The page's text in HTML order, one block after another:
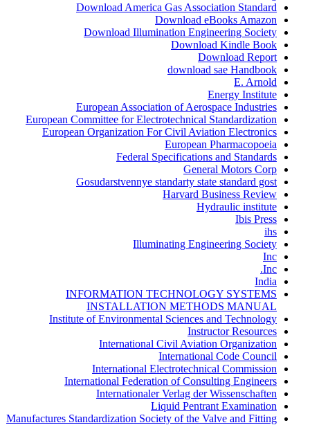
Download America Gas Association Standard
Download eBooks Amazon
Download Illumination Engineering Society
Download Kindle Book
Download Report
download sae Handbook
E. Arnold
Energy Institute
European Association of Aerospace Industries
European Committee for Electrotechnical Standardization
European Organization For Civil Aviation Electronics
European Pharmacopoeia
Federal Specifications and Standards
General Motors Corp
Gosudarstvennye standarty state standard gost
Harvard Business Review
Hydraulic institute
Ibis Press
ihs
Illuminating Engineering Society
Inc
Inc.
India
INFORMATION TECHNOLOGY SYSTEMS
INSTALLATION METHODS MANUAL
Institute of Environmental Sciences and Technology
Instructor Resources
International Civil Aviation Organization
International Code Council
International Electrotechnical Commission
International Federation of Consulting Engineers
Internationaler Verlag der Wissenschaften
Liquid Pentrant Examination
Manufactures Standardization Society of the Valve and Fitting